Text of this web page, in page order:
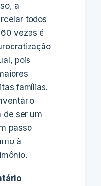
a
todos
vezes é
pois
famílias.
de ser um
passo
à